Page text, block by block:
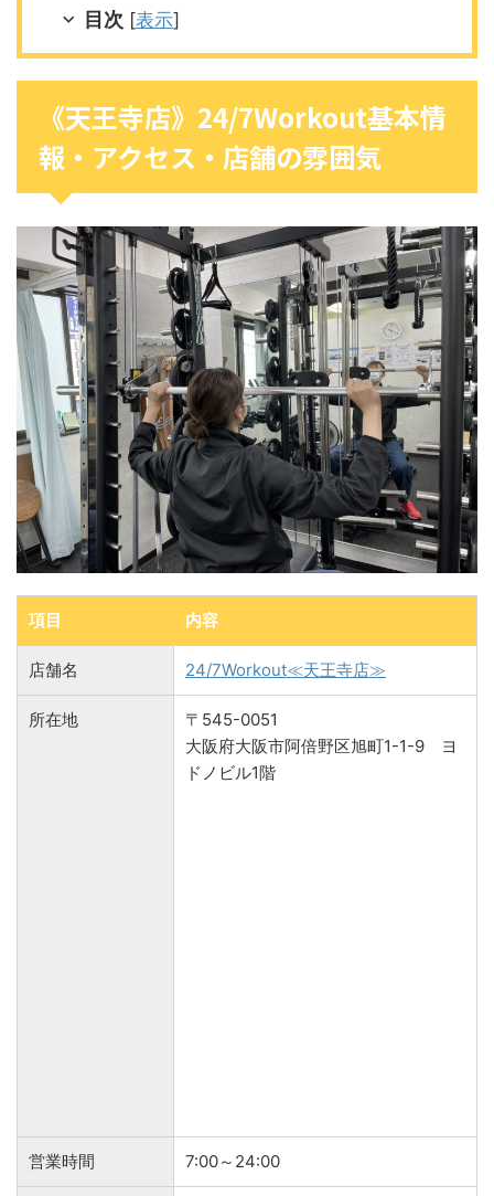
目次 [表示]
《天王寺店》24/7Workout基本情
報・アクセス・店舗の雰囲気
項目 内容
店舗名 24/7Workout≪天王寺店≫
所在地
〒545-0051
大阪府大阪市阿倍野区旭町1-1-9 ヨ
ドノビル1階
営業時間 7:00～24:00